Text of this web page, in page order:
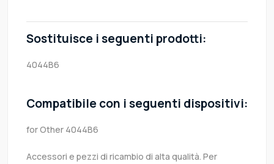
Sostituisce i seguenti prodotti:
4044B6
Compatibile con i seguenti dispositivi:
for Other 4044B6
Accessori e pezzi di ricambio di alta qualità. Per